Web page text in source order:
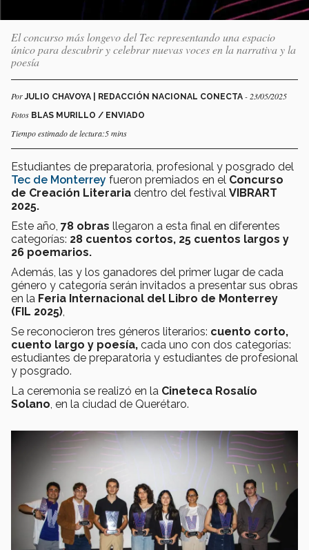
El concurso más longevo del Tec representando una espacio
único para descubrir y celebrar nuevas voces en la narrativa y la
poesía
PorJULIO CHAVOYA | REDACCIÓN NACIONAL CONECTA - 23/05/2025
Fotos BLAS MURILLO / ENVIADO
Tiempo estimado de lectura:5 mins
Estudiantes de preparatoria, profesional y posgrado del
Tec de Monterrey fueron premiados en el Concurso
de Creación Literaria dentro del festival VIBRART
2025.
Este año, 78 obras llegaron a esta final en diferentes
categorías: 28 cuentos cortos, 25 cuentos largos y
26 poemarios.
Además, las y los ganadores del primer lugar de cada
género y categoría serán invitados a presentar sus obras
en la Feria Internacional del Libro de Monterrey
(FIL 2025)
Se reconocieron tres géneros literarios: cuento corto,
cuento largo y poesía, cada uno con dos categorías:
estudiantes de preparatoria y estudiantes de profesional
y posgrado.
La ceremonia se realizó en la Cineteca Rosalío
Solano , en la ciudad de Querétaro.